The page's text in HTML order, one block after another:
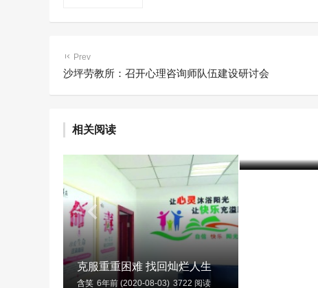
Prev
沙坪劳教所：召开心理咨询师队伍建设研讨会
相关阅读
克服重重困难 找回灿烂人生
含笑 6年前 (2020-08-03) 3722 阅读
乌海市强制